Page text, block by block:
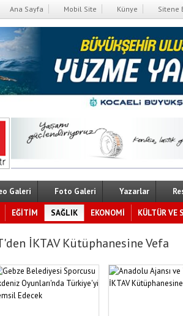
Ana Sayfa Mobil Site Künye Sitene
Galeri Foto Galeri Yazarlar
EĞİTİM SAĞLIK EKONOMİ KÜLTÜR VE
İKTAV Kütüphanesine Vefa